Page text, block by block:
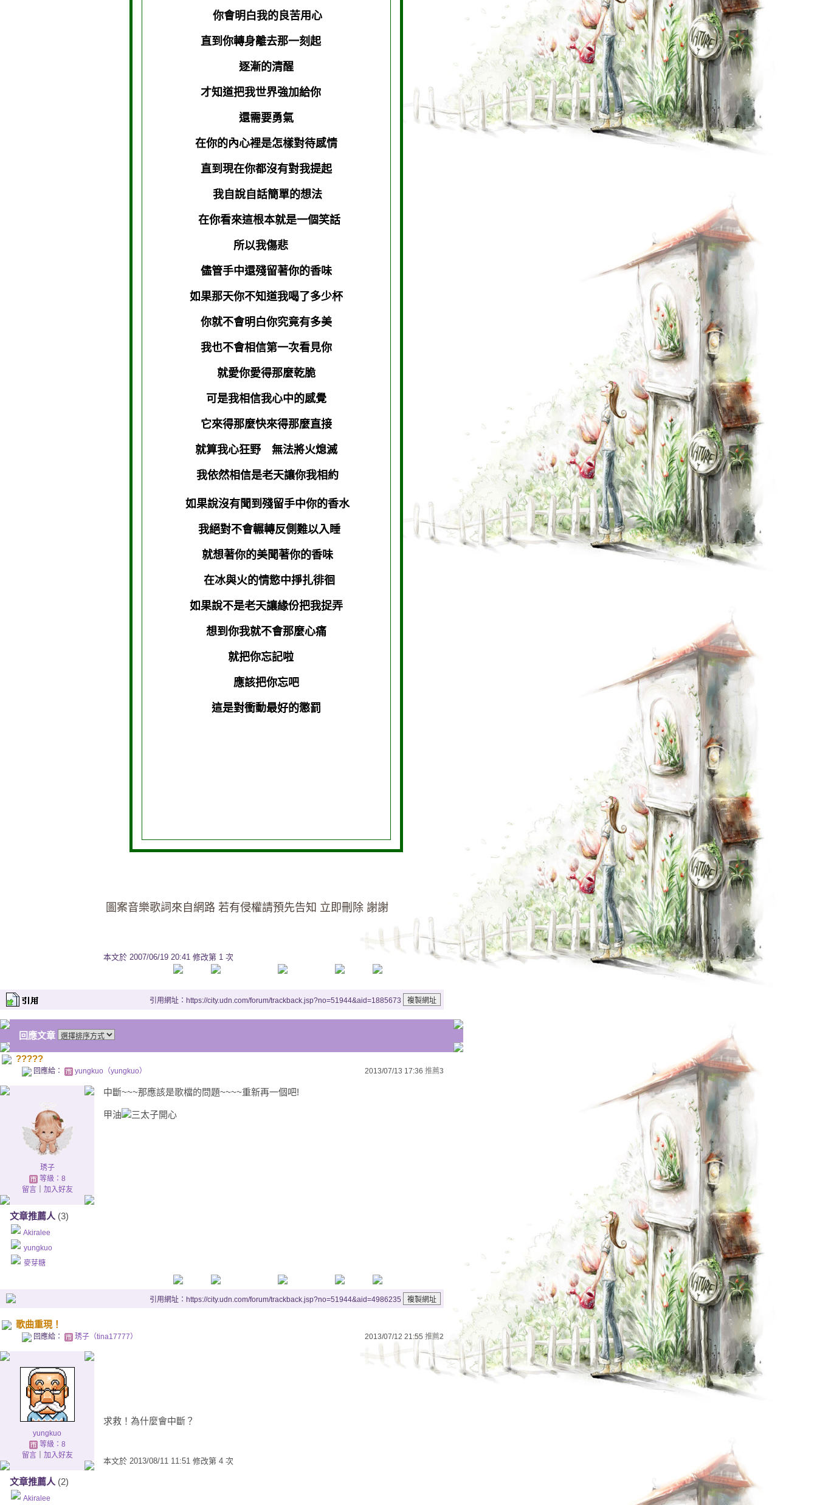
你會明白我的良苦用心
直到你轉身離去那一刻起
逐漸的清醒
才知道把我世界強加給你
還需要勇氣
在你的內心裡是怎樣對待感情
直到現在你都沒有對我提起
我自說自話簡單的想法
在你看來這根本就是一個笑話
所以我傷悲
儘管手中還殘留著你的香味
如果那天你不知道我喝了多少杯
你就不會明白你究竟有多美
我也不會相信第一次看見你
就愛你愛得那麼乾脆
可是我相信我心中的感覺
它來得那麼快來得那麼直接
就算我心狂野 無法將火熄滅
我依然相信是老天讓你我相約
如果說沒有聞到殘留手中你的香水
我絕對不會輾轉反側難以入睡
就想著你的美聞著你的香味
在冰與火的情慾中掙扎徘徊
如果說不是老天讓緣份把我捉弄
想到你我就不會那麼心痛
就把你忘記啦
應該把你忘吧
這是對衝動最好的懲罰
圖案音樂歌詞來自網路 若有侵權請預先告知 立即刪除 謝謝
本文於 2007/06/19 20:41 修改第 1 次
引用網址：https://city.udn.com/forum/trackback.jsp?no=51944&aid=1885673
回應文章
?????
回應給： yungkuo（yungkuo） 2013/07/13 17:36 推薦3
琇子
等級：8
留言｜ 加入好友
文章推薦人 (3)
Akiralee
yungkuo
麥芽糖
中斷~~~那應該是歌檔的問題~~~~重新再一個吧!
甲油
引用網址：https://city.udn.com/forum/trackback.jsp?no=51944&aid=4986235
歌曲重現！
回應給： 琇子（tina17777） 2013/07/12 21:55 推薦2
yungkuo
等級：8
留言｜ 加入好友
文章推薦人 (2)
Akiralee
求救！為什麼會中斷？
本文於 2013/08/11 11:51 修改第 4 次